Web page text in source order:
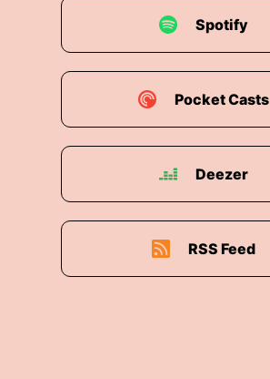
Spotify
Pocket Casts
Deezer
RSS Feed